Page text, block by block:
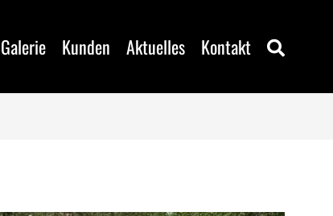
Galerie Kunden Aktuelles Kontakt